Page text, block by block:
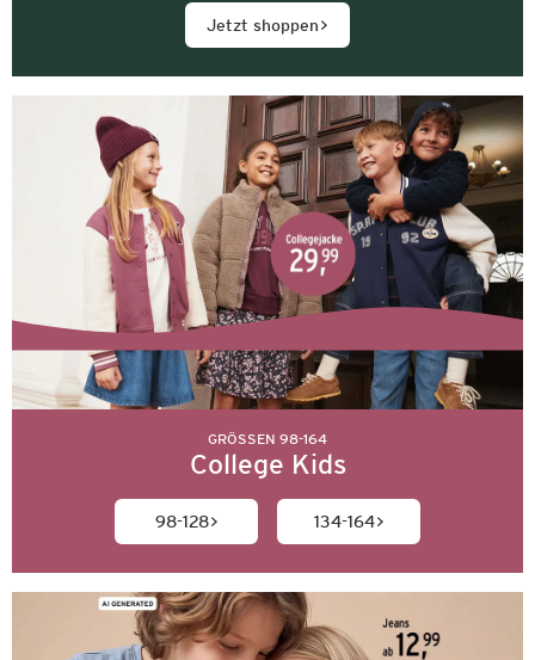
Jetzt shoppen
GRÖSSEN 98-164
College Kids
98-128 134-164